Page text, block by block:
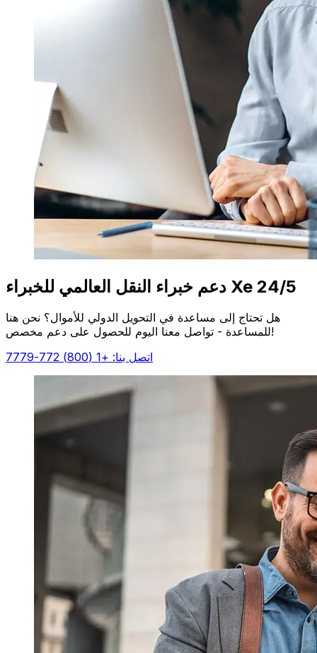
دعم خبراء النقل العالمي للخبراء Xe 24/5
هل تحتاج إلى مساعدة في التحويل الدولي للأموال؟ نحن هنا
للمساعدة - تواصل معنا اليوم للحصول على دعم مخصص!
اتصل بنا: +1 (800) 772-7779